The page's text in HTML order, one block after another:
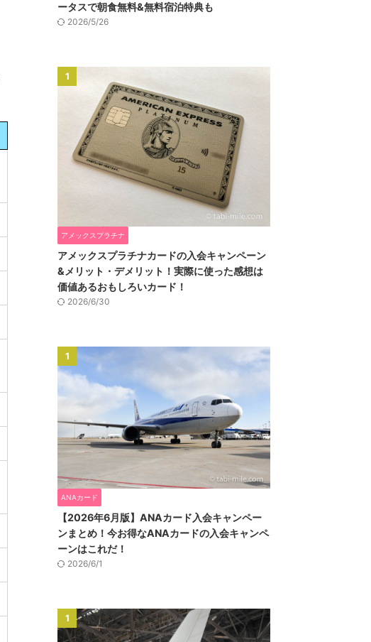
ータスで朝食無料&無料宿泊特典も
2026/5/26
1
アメックスプラチナ
アメックスプラチナカードの入会キャンペーン
&メリット・デメリット！実際に使った感想は
価値あるおもしろいカード！
2026/6/30
1
ANAカード
【2026年6月版】ANAカード入会キャンペー
ンまとめ！今お得なANAカードの入会キャンペ
ーンはこれだ！
2026/6/1
1